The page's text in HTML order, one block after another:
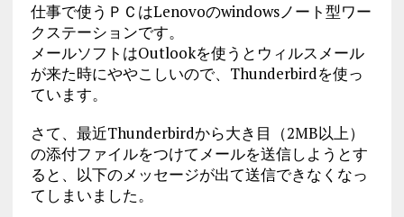
仕事で使うＰＣはLenovoのwindowsノート型ワー
クステーションです。
メールソフトはOutlookを使うとウィルスメール
が来た時にややこしいので、Thunderbirdを使っ
ています。
さて、最近Thunderbirdから大き目（2MB以上）
の添付ファイルをつけてメールを送信しようとす
ると、以下のメッセージが出て送信できなくなっ
てしまいました。